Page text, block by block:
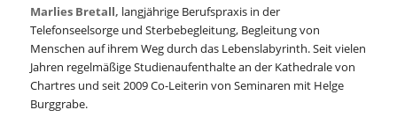
Marlies Bretall, langjährige Berufspraxis in der
Telefonseelsorge und Sterbebegleitung, Begleitung von
Menschen auf ihrem Weg durch das Lebenslabyrinth. Seit vielen
Jahren regelmäßige Studienaufenthalte an der Kathedrale von
Chartres und seit 2009 Co-Leiterin von Seminaren mit Helge
Burggrabe.